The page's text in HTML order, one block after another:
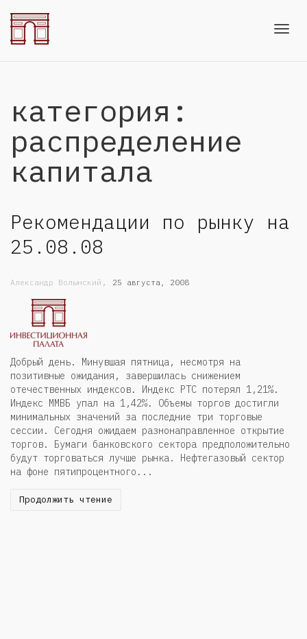
категория:
распределение
капитала
Рекомендации по рынку на
25.08.08
Александр Волынский , 25 августа, 2008
Добрый день. Минувшая пятница, несмотря на
позитивные ожидания, завершилась снижением
отечественных индексов. Индекс РТС потерял 1,21%.
Индекс ММВБ упал на 1,42%. Объемы торгов достигли
минимальных значений за последние три торговые
сессии. Сегодня ожидаем разнонаправленное открытие
торгов. Бумаги банковского сектора предположительно
будут торговаться лучше рынка. Нефтегазовый сектор
на фоне пятипроцентного...
Продолжить чтение